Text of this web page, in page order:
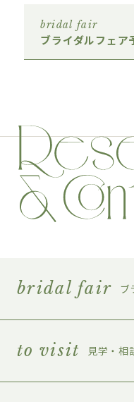
bridal fair
ブライダルフェア
bridal fair ブ
to visit 見学・相